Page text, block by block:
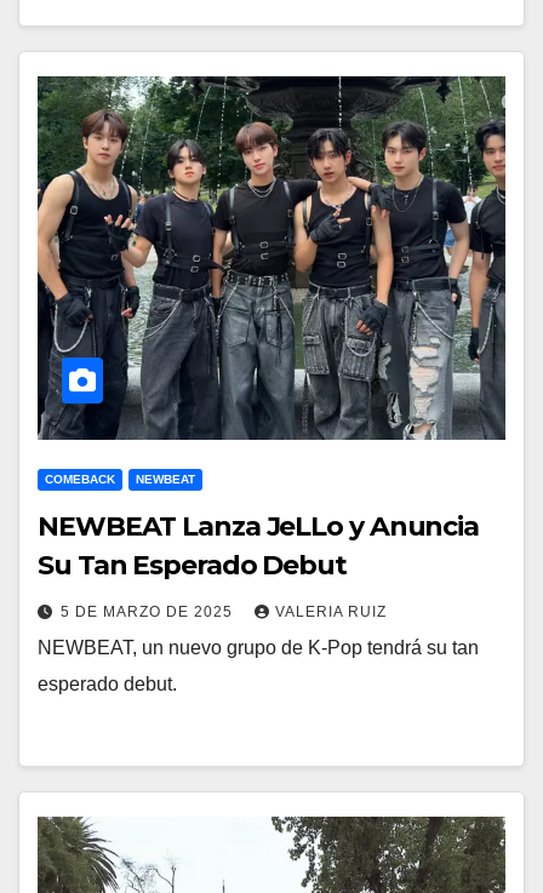
COMEBACK NEWBEAT
NEWBEAT Lanza JeLLo y Anuncia
Su Tan Esperado Debut
5 DE MARZO DE 2025 VALERIA RUIZ
NEWBEAT, un nuevo grupo de K-Pop tendrá su tan
esperado debut.